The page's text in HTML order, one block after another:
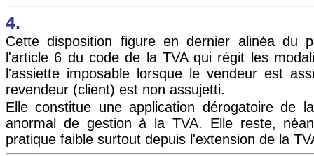
4.
Cette disposition figure en dernier alinéa
l'article 6 du code de la TVA qui régit les
l'assiette imposable lorsque le vendeur est
revendeur (client) est non assujetti.
Elle constitue une application dérogatoire de
anormal de gestion à la TVA. Elle reste,
pratique faible surtout depuis l'extension de la